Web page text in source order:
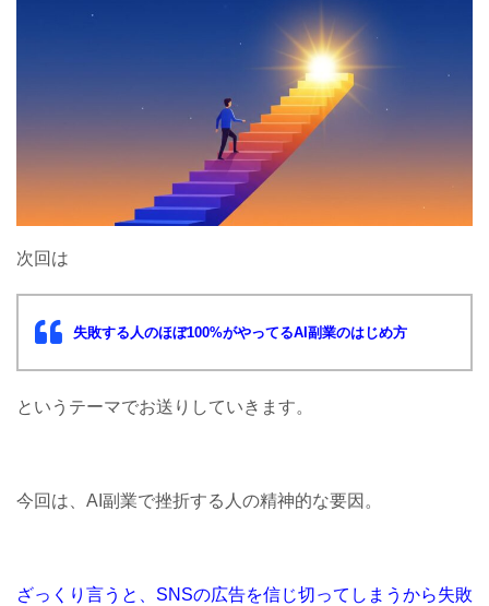
次回は
失敗する人のほぼ100%がやってるAI副業のはじめ方
というテーマでお送りしていきます。
今回は、AI副業で挫折する人の精神的な要因。
ざっくり言うと、SNSの広告を信じ切ってしまうから失敗